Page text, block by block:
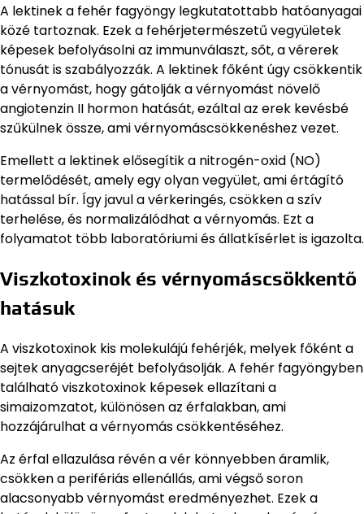
A lektinek a fehér fagyöngy legkutatottabb hatóanyagai
közé tartoznak. Ezek a fehérjetermészetű vegyületek
képesek befolyásolni az immunválaszt, sőt, a vérerek
tónusát is szabályozzák. A lektinek főként úgy csökkentik
a vérnyomást, hogy gátolják a vérnyomást növelő
angiotenzin II hormon hatását, ezáltal az erek kevésbé
szűkülnek össze, ami vérnyomáscsökkenéshez vezet.
Emellett a lektinek elősegítik a nitrogén-oxid (NO)
termelődését, amely egy olyan vegyület, ami értágító
hatással bír. Így javul a vérkeringés, csökken a szív
terhelése, és normalizálódhat a vérnyomás. Ezt a
folyamatot több laboratóriumi és állatkísérlet is igazolta.
Viszkotoxinok és vérnyomáscsökkentő
hatásuk
A viszkotoxinok kis molekulájú fehérjék, melyek főként a
sejtek anyagcseréjét befolyásolják. A fehér fagyöngyben
található viszkotoxinok képesek ellazítani a
simaizomzatot, különösen az érfalakban, ami
hozzájárulhat a vérnyomás csökkentéséhez.
Az érfal ellazulása révén a vér könnyebben áramlik,
csökken a perifériás ellenállás, ami végső soron
alacsonyabb vérnyomást eredményezhet. Ezek a